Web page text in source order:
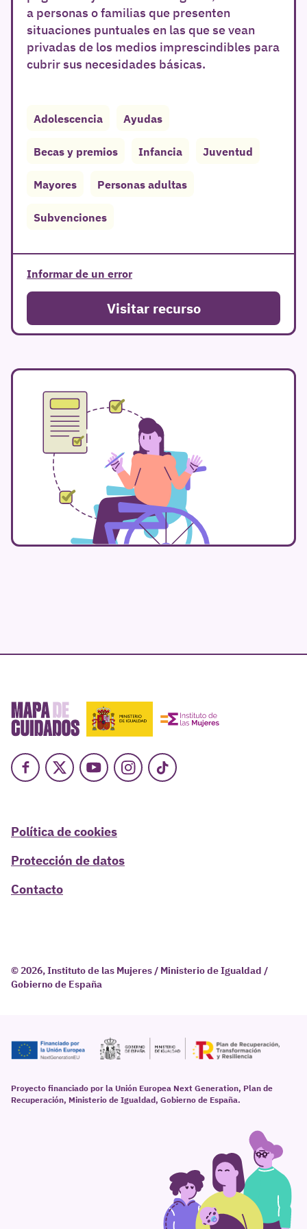
a personas o familias que presenten
situaciones puntuales en las que se vean
privadas de los medios imprescindibles para
cubrir sus necesidades básicas.
Adolescencia Ayudas
Becas y premios Infancia Juventud
Mayores Personas adultas
Subvenciones
Informar de un error
Visitar recurso
Facebook
X YoutubeInstagram
TikTok
Política de cookies
Protección de datos
Contacto
© 2026, Instituto de las Mujeres / Ministerio de Igualdad /
Gobierno de España
Proyecto financiado por la Unión Europea Next Generation, Plan de
Recuperación, Ministerio de Igualdad, Gobierno de España.